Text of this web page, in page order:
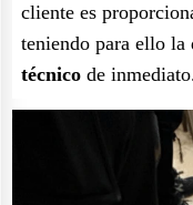
cliente es
teniendo para ello
técnico de